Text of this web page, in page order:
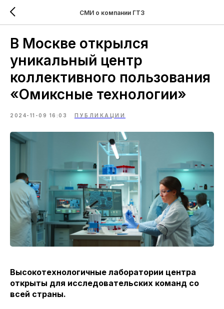
СМИ о компании ГТЗ
В Москве открылся
уникальный центр
коллективного пользования
«Омиксные технологии»
2024-11-09 16:03 ПУБЛИКАЦИИ
Высокотехнологичные лаборатории центра
открыты для исследовательских команд со
всей страны.